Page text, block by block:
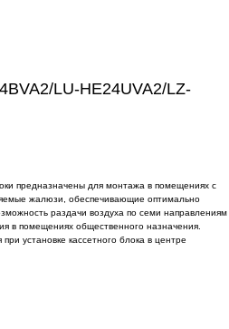
LU-HE24UVA2/LZ-
предназначены для монтажа в помещениях с
жалюзи, обеспечивающие оптимально
раздачи воздуха по семи направлениям
в помещениях общественного назначения.
установке кассетного блока в центре